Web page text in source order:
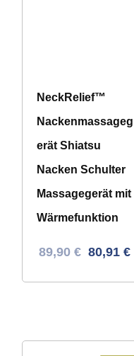
NeckRelief™
Nackenmassageg
erät Shiatsu
Nacken Schulter
Massagegerät mit
Wärmefunktion
Ursprünglicher
89,90 € Aktueller
80,91 €